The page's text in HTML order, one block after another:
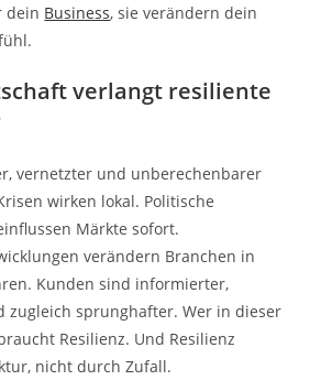
dein Business, sie verändern dein
verlangt resiliente
vernetzter und unberechenbarer
wirken lokal. Politische
Märkte sofort.
verändern Branchen in
Kunden sind informierter,
zugleich sprunghafter. Wer in dieser
Resilienz. Und Resilienz
nicht durch Zufall.